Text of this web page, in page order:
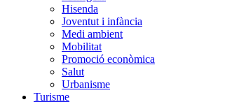
Hisenda
Joventut i infància
Medi ambient
Mobilitat
Promoció econòmica
Salut
Urbanisme
Turisme